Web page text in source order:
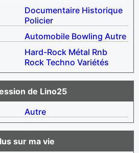
Documentaire Historique
Policier
Automobile Bowling Autre
Hard-Rock Métal Rnb
Rock Techno Variétés
de Lino25
Autre
sur ma vie